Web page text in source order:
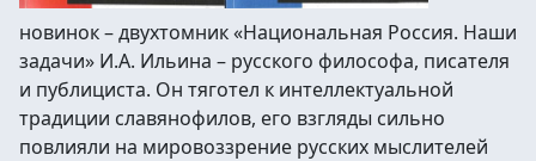
новинок – двухтомник «Национальная Россия. Наши
задачи» И.А. Ильина – русского философа, писателя
и публициста. Он тяготел к интеллектуальной
традиции славянофилов, его взгляды сильно
повлияли на мировоззрение русских мыслителей